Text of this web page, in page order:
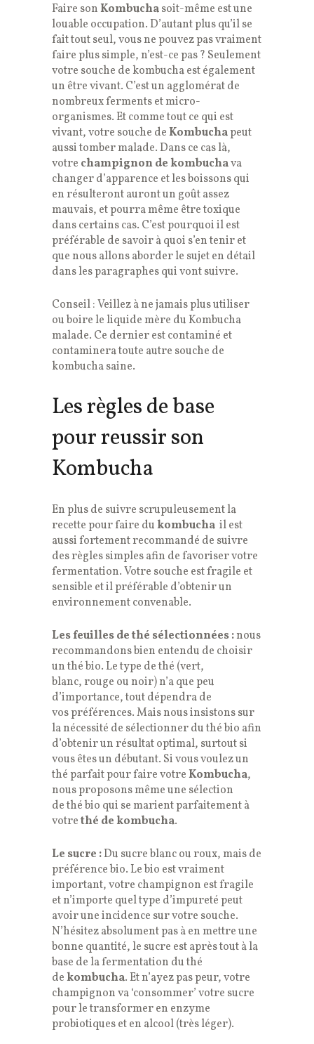
Faire son Kombuchasoit-même est une
louable occupation. D’autant plus qu’il se
fait tout seul, vous ne pouvez pas vraiment
faire plus simple, n’est-ce pas ? Seulement
votre souche de kombucha est également
un être vivant. C’est un agglomérat de
nombreux ferments et micro-
organismes. Et comme tout ce qui est
vivant, votre souche de Kombuchapeut
aussi tomber malade. Dans ce cas là,
votre champignon de kombuchava
changer d’apparence et les boissons qui
en résulteront auront un goût assez
mauvais, et pourra même être toxique
dans certains cas. C’est pourquoi il est
préférable de savoir à quoi s’en tenir et
que nous allons aborder le sujet en détail
dans les paragraphes qui vont suivre.
Conseil : Veillez à ne jamais plus utiliser
ou boire le liquide mère du Kombucha
malade. Ce dernier est contaminé et
contaminera toute autre souche de
kombucha saine.
Les règles de base
pour reussir son
Kombucha
En plus de suivre scrupuleusement la
recette pour faire du kombucha il est
aussi fortement recommandé de suivre
des règles simples afin de favoriser votre
fermentation. Votre souche est fragile et
sensible et il préférable d’obtenir un
environnement convenable.
Les feuilles de thé sélectionnées :nous
recommandons bien entendu de choisir
un thé bio. Le type de thé (vert,
blanc, rouge ou noir) n’a que peu
d’importance, tout dépendra de
vos préférences. Mais nous insistons sur
la nécessité de sélectionner du thé bio afin
d’obtenir un résultat optimal, surtout si
vous êtes un débutant. Si vous voulez un
thé parfait pour faire votre Kombucha,
nous proposons même une sélection
de thé bio qui se marient parfaitement à
votrethé de kombucha.
Le sucre :Du sucre blanc ou roux, mais de
préférence bio. Le bio est vraiment
important, votre champignon est fragile
et n’importe quel type d’impureté peut
avoir une incidence sur votre souche.
N’hésitez absolument pas à en mettre une
bonne quantité, le sucre est après tout à la
base de la fermentation du thé
de kombucha. Et n’ayez pas peur, votre
champignon va ‘consommer’ votre sucre
pour le transformer en enzyme
probiotiques et en alcool (très léger).